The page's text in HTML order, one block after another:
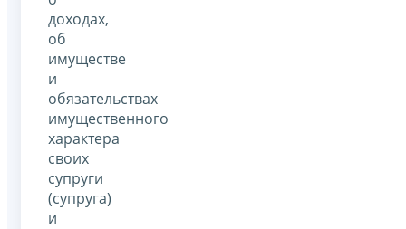
доходах,
об
имуществе
и
обязательствах
имущественного
характера
своих
супруги
(супруга)
и